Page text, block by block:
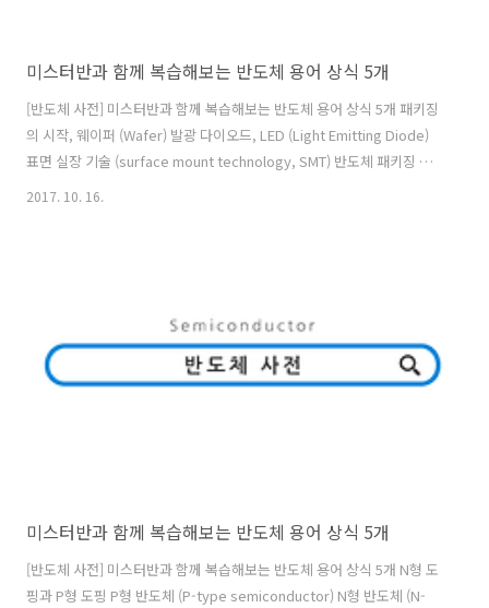
미스터반과 함께 복습해보는 반도체 용어 상식 5개
[반도체 사전] 미스터반과 함께 복습해보는 반도체 용어 상식 5개 패키징
의 시작, 웨이퍼 (Wafer) 발광 다이오드, LED (Light Emitting Diode)
표면 실장 기술 (surface mount technology, SMT) 반도체 패키징 반
도체소자 (semiconductor device, 半導體素子) WRITTEN BY 미스터
데요. 앞으로 세계 각 지역의 현지 문화 소식도 종종 전해드리겠습니다.
2017. 10. 16.
미스터반과 함께 복습해보는 반도체 용어 상식 5개
[반도체 사전] 미스터반과 함께 복습해보는 반도체 용어 상식 5개 N형 도
핑과 P형 도핑 P형 반도체 (P-type semiconductor) N형 반도체 (N-